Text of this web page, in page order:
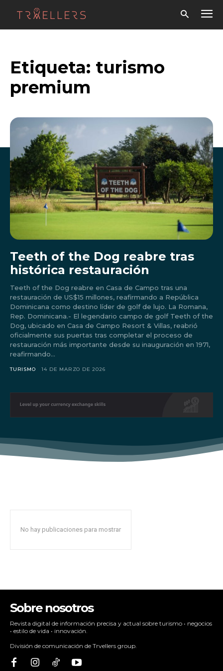
Don't miss
out!
to stay in the loop.
Etiqueta: turismo
premium
Teeth of the Dog reabre tras
histórica restauración
Teeth of the Dog reabre en Casa de Campo tras una
restauración de US$15 millones, reafirmando a República
Dominicana como destino líder de golf de lujo. La Romana,
Rep. Dominicana.- El legendario campo de golf Teeth of the
Dog, ubicado en Casa de Campo Resort & Villas, reabrió
oficialmente sus puertas tras completar el proceso de
restauración más importante desde su inauguración en 1971,
reafirmando...
TURISMO 14 DE MARZO DE 2026
No hay publicaciones para mostrar
Sobre nosotros
Revista digital de información precisa y actual sobre turismo • negocios
• estilo de vida • innovación.
División de comunicación de Trvellers group.